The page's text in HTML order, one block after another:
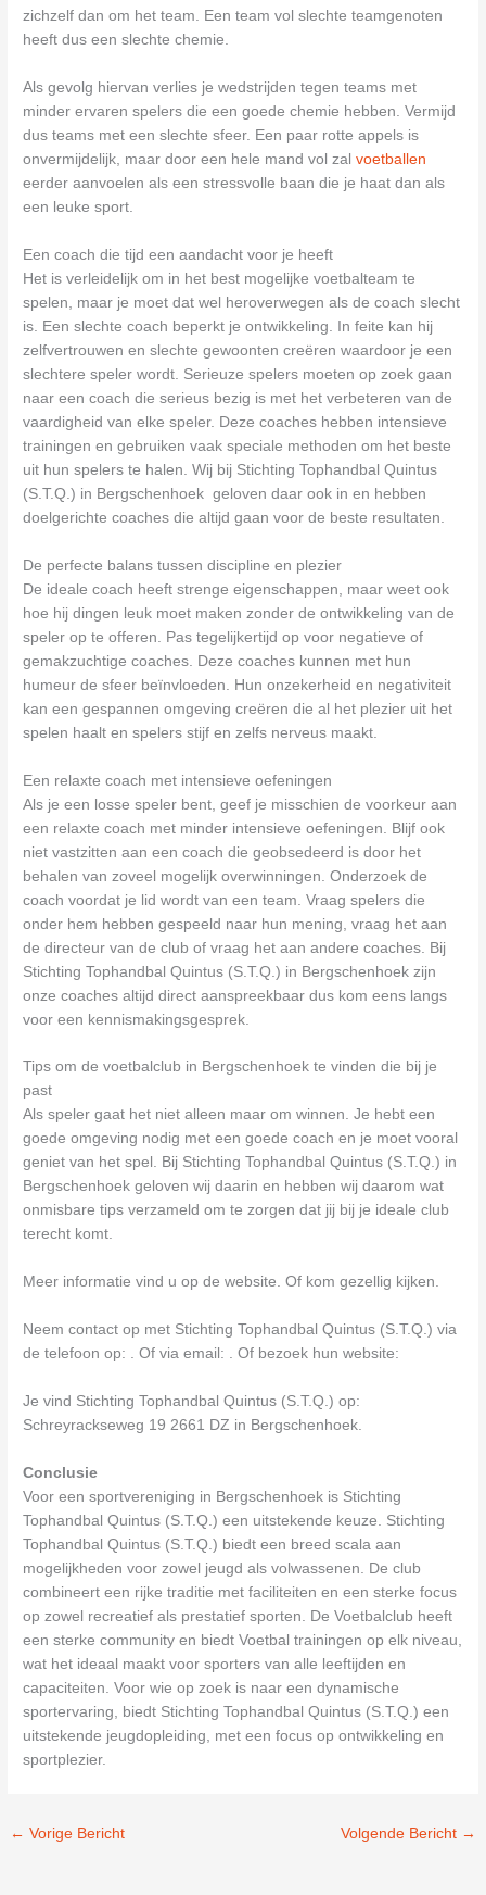
zichzelf dan om het team. Een team vol slechte teamgenoten
heeft dus een slechte chemie.
Als gevolg hiervan verlies je wedstrijden tegen teams met
minder ervaren spelers die een goede chemie hebben. Vermijd
dus teams met een slechte sfeer. Een paar rotte appels is
onvermijdelijk, maar door een hele mand vol zalvoetballen
eerder aanvoelen als een stressvolle baan die je haat dan als
een leuke sport.
Een coach die tijd een aandacht voor je heeft
Het is verleidelijk om in het best mogelijke voetbalteam te
spelen, maar je moet dat wel heroverwegen als de coach slecht
is. Een slechte coach beperkt je ontwikkeling. In feite kan hij
zelfvertrouwen en slechte gewoonten creëren waardoor je een
slechtere speler wordt. Serieuze spelers moeten op zoek gaan
naar een coach die serieus bezig is met het verbeteren van de
vaardigheid van elke speler. Deze coaches hebben intensieve
trainingen en gebruiken vaak speciale methoden om het beste
uit hun spelers te halen. Wij bij Stichting Tophandbal Quintus
(S.T.Q.) in Bergschenhoek geloven daar ook in en hebben
doelgerichte coaches die altijd gaan voor de beste resultaten.
De perfecte balans tussen discipline en plezier
De ideale coach heeft strenge eigenschappen, maar weet ook
hoe hij dingen leuk moet maken zonder de ontwikkeling van de
speler op te offeren. Pas tegelijkertijd op voor negatieve of
gemakzuchtige coaches. Deze coaches kunnen met hun
humeur de sfeer beïnvloeden. Hun onzekerheid en negativiteit
kan een gespannen omgeving creëren die al het plezier uit het
spelen haalt en spelers stijf en zelfs nerveus maakt.
Een relaxte coach met intensieve oefeningen
Als je een losse speler bent, geef je misschien de voorkeur aan
een relaxte coach met minder intensieve oefeningen. Blijf ook
niet vastzitten aan een coach die geobsedeerd is door het
behalen van zoveel mogelijk overwinningen. Onderzoek de
coach voordat je lid wordt van een team. Vraag spelers die
onder hem hebben gespeeld naar hun mening, vraag het aan
de directeur van de club of vraag het aan andere coaches. Bij
Stichting Tophandbal Quintus (S.T.Q.) in Bergschenhoek zijn
onze coaches altijd direct aanspreekbaar dus kom eens langs
voor een kennismakingsgesprek.
Tips om de voetbalclub in Bergschenhoek te vinden die bij je
past
Als speler gaat het niet alleen maar om winnen. Je hebt een
goede omgeving nodig met een goede coach en je moet vooral
geniet van het spel. Bij Stichting Tophandbal Quintus (S.T.Q.) in
Bergschenhoek geloven wij daarin en hebben wij daarom wat
onmisbare tips verzameld om te zorgen dat jij bij je ideale club
terecht komt.
Meer informatie vind u op de website. Of kom gezellig kijken.
Neem contact op met Stichting Tophandbal Quintus (S.T.Q.) via
de telefoon op: . Of via email: . Of bezoek hun website:
Je vind Stichting Tophandbal Quintus (S.T.Q.) op:
Schreyrackseweg 19 2661 DZ in Bergschenhoek.
Conclusie
Voor een sportvereniging in Bergschenhoek is Stichting
Tophandbal Quintus (S.T.Q.) een uitstekende keuze. Stichting
Tophandbal Quintus (S.T.Q.) biedt een breed scala aan
mogelijkheden voor zowel jeugd als volwassenen. De club
combineert een rijke traditie met faciliteiten en een sterke focus
op zowel recreatief als prestatief sporten. De Voetbalclub heeft
een sterke community en biedt Voetbal trainingen op elk niveau,
wat het ideaal maakt voor sporters van alle leeftijden en
capaciteiten. Voor wie op zoek is naar een dynamische
sportervaring, biedt Stichting Tophandbal Quintus (S.T.Q.) een
uitstekende jeugdopleiding, met een focus op ontwikkeling en
sportplezier.
← Vorige Bericht Volgende Bericht →